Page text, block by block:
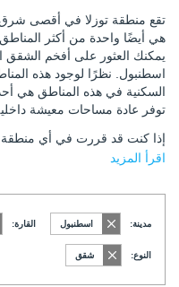
تقع منطقة توزلا في أقصى
هي أيضًا واحدة من أكثر
يمكنك العثور على أفخم الشقق
اسطنبول. نظرًا لوجود هذه
السكنية في هذه المناطق هي
توفر عادة مساحات معيشة
إذا كنت قد قررت في أي
إسطنبول، يمكنك
اقرأ المزيد
مدينة: اسطنبول القارة:
النوع: شقق